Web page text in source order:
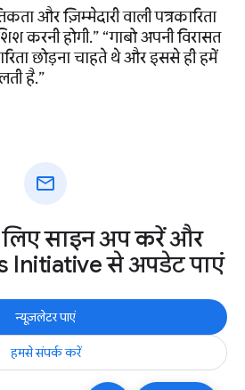
और ज़िम्मेदारी वाली पत्रकारिता
करनी होगी.” “गाबो अपनी विरासत
छोड़ना चाहते थे और इससे ही हमें
है.”
mail
साइन अप करें और
Initiative से अपडेट पाएं
न्यूज़लेटर पाएं
हमसे संपर्क करें